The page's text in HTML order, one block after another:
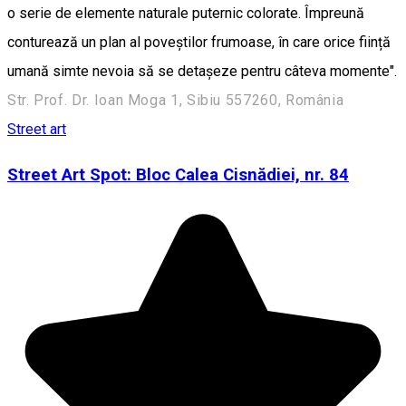
o serie de elemente naturale puternic colorate. Împreună
conturează un plan al poveștilor frumoase, în care orice ființă
umană simte nevoia să se detașeze pentru câteva momente".
Str. Prof. Dr. Ioan Moga 1, Sibiu 557260, România
Street art
Street Art Spot: Bloc Calea Cisnădiei, nr. 84